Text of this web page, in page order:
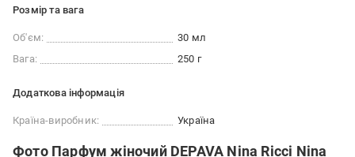
Розмір та вага
Об'єм:
30 мл
Вага:
250 г
Додаткова інформація
Країна-виробник: Україна
Фото Парфум жіночий DEPAVA Nina Ricci Nina